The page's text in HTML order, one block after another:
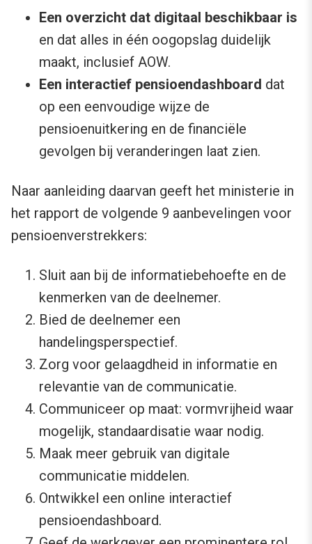
Een overzicht dat digitaal beschikbaar is
en dat alles in één oogopslag duidelijk
maakt, inclusief AOW.
Een interactief pensioendashboard dat
op een eenvoudige wijze de
pensioenuitkering en de financiële
gevolgen bij veranderingen laat zien.
Naar aanleiding daarvan geeft het ministerie in
het rapport de volgende 9 aanbevelingen voor
pensioenverstrekkers:
Sluit aan bij de informatiebehoefte en de
kenmerken van de deelnemer.
Bied de deelnemer een
handelingsperspectief.
Zorg voor gelaagdheid in informatie en
relevantie van de communicatie.
Communiceer op maat: vormvrijheid waar
mogelijk, standaardisatie waar nodig.
Maak meer gebruik van digitale
communicatie middelen.
Ontwikkel een online interactief
pensioendashboard.